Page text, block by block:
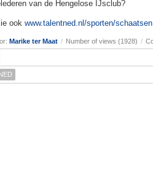
van de Hengelose IJsclub?
ook www.talentned.nl/sporten/schaatsen
Marike ter Maat / Number of views (1928) /